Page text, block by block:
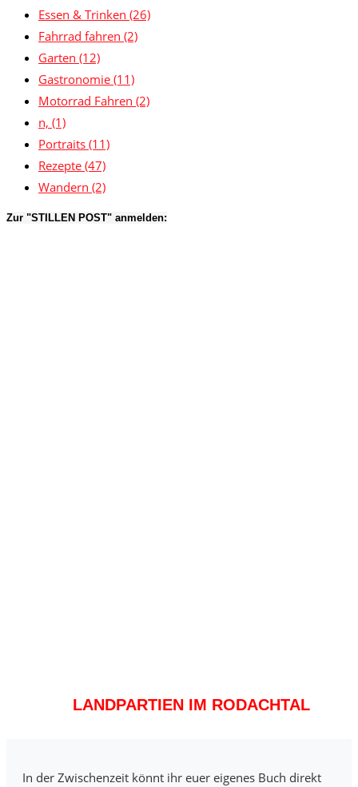
Essen & Trinken (26)
Fahrrad fahren (2)
Garten (12)
Gastronomie (11)
Motorrad Fahren (2)
n, (1)
Portraits (11)
Rezepte (47)
Wandern (2)
Zur "STILLEN POST" anmelden:
LANDPARTIEN IM RODACHTAL
In der Zwischenzeit könnt ihr euer eigenes Buch direkt